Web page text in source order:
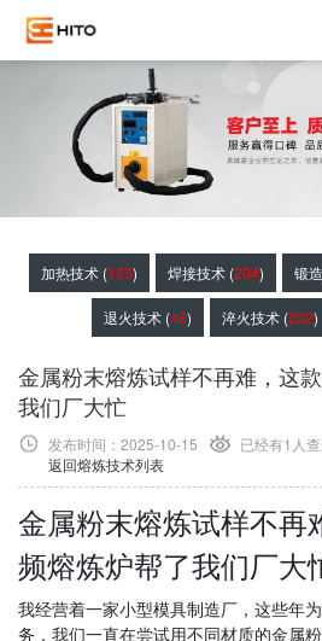
加热技术 (183) 焊接技术 (204) 锻
退火技术 (48) 淬火技术 (232)
金属粉末熔炼试样不再难，这
我们厂大忙
发布时间：2025-10-15 已经有1 人
返回熔炼技术列表
金属粉末熔炼试样不再
频熔炼炉帮了我们厂大
我经营着一家小型模具制造厂，这些年
务，我们一直在尝试用不同材质的金属